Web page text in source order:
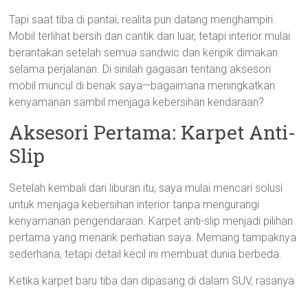
Tapi saat tiba di pantai, realita pun datang menghampiri.
Mobil terlihat bersih dan cantik dari luar, tetapi interior mulai
berantakan setelah semua sandwic dan keripik dimakan
selama perjalanan. Di sinilah gagasan tentang aksesori
mobil muncul di benak saya—bagaimana meningkatkan
kenyamanan sambil menjaga kebersihan kendaraan?
Aksesori Pertama: Karpet Anti-
Slip
Setelah kembali dari liburan itu, saya mulai mencari solusi
untuk menjaga kebersihan interior tanpa mengurangi
kenyamanan pengendaraan. Karpet anti-slip menjadi pilihan
pertama yang menarik perhatian saya. Memang tampaknya
sederhana, tetapi detail kecil ini membuat dunia berbeda.
Ketika karpet baru tiba dan dipasang di dalam SUV, rasanya